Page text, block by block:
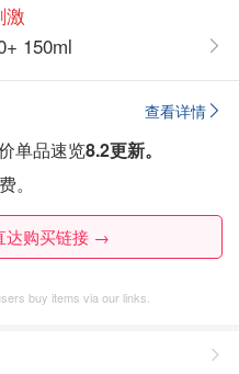
激
150ml
查看详情
单品速览8.2更新。
。
达购买链接 →
buy items via our links.